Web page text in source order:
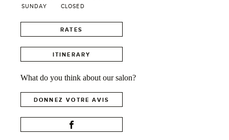
SUNDAY
CLOSED
RATES
ITINERARY
What do you think about our salon?
DONNEZ VOTRE AVIS